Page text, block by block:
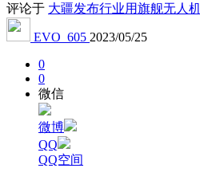
评论于 大疆发布行业用旗舰无人
EVO_605 2023/05/25
0
0
微信
微博
QQ
QQ空间